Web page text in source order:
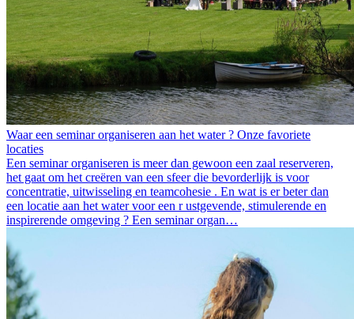
Waar een seminar organiseren aan het water ? Onze favoriete
locaties
Een seminar organiseren is meer dan gewoon een zaal reserveren,
het gaat om het creëren van een sfeer die bevorderlijk is voor
concentratie, uitwisseling en teamcohesie . En wat is er beter dan
een locatie aan het water voor een r ustgevende, stimulerende en
inspirerende omgeving ? Een seminar organ…